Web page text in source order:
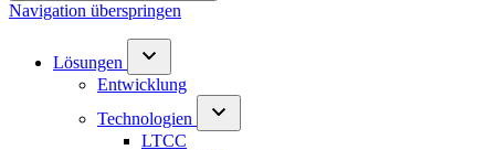
Navigation überspringen
Lösungen
Entwicklung
Technologien
LTCC